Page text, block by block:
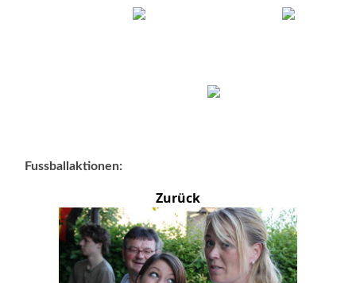
Fussballaktionen:
Zurück